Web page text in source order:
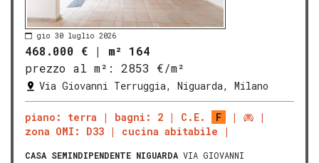
gio 30 luglio 2026
468.000 € | m² 164
prezzo al m²:
2853 €/m²
Via Giovanni Terruggia, Niguarda, Milano
piano: terra bagni: 2 C.E.
F
zona OMI: D33
cucina abitabile
CASA SEMINDIPENDENTE NIGUARDA VIA GIOVANNI